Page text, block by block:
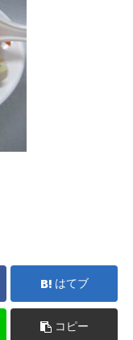
はてブ
コピー